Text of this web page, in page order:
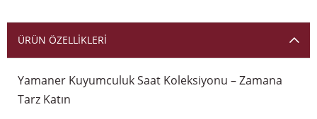
ÜRÜN ÖZELLIKLERI
Yamaner Kuyumculuk Saat Koleksiyonu – Zamana
Tarz Katın